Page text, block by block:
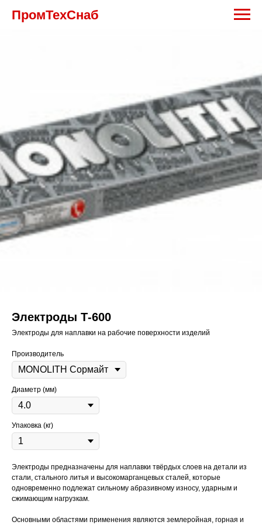
ПромТехСнаб
Электроды Т-600
Электроды для наплавки на рабочие поверхности изделий
Производитель
Диаметр (мм)
Упаковка (кг)
Электроды предназначены для наплавки твёрдых слоев на детали из
стали, стального литья и высокомарганцевых сталей, которые
одновременно подлежат сильному абразивному износу, ударным и
сжимающим нагрузкам.
Основными областями применения являются землеройная, горная и